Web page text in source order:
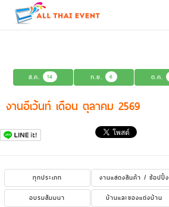
ส.ค. 14 ก.ย. 6 ต.ค.
งานอีเว้นท์ เดือน ตุลาคม 2569
ทุกประเภท งานแสดงสินค้า / ช้อปปิ้ง
อบรมสัมมนา
บ้านและของแต่งบ้าน